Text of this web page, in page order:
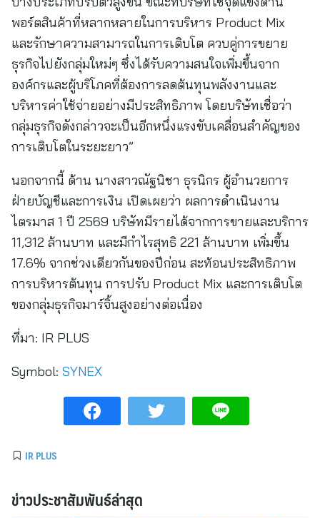
พอร์ตสินค้าที่หลากหลายในการบริหาร Product Mix
และรักษาความสามารถในการเติบโต ควบคู่การขยาย
ธุรกิจไปยังกลุ่มใหม่ๆ ซึ่งได้รับความสนใจเพิ่มขึ้นจาก
องค์กรและผู้บริโภคที่ต้องการลดต้นทุนพลังงานและ
บริหารค่าใช้จ่ายอย่างมีประสิทธิภาพ โดยบริษัทเชื่อว่า
กลุ่มธุรกิจดังกล่าวจะเป็นอีกหนึ่งแรงขับเคลื่อนสำคัญของ
การเติบโตในระยะยาว”
นอกจากนี้ ด้าน นางสาวณัฐนิชา ธุรนิกร ผู้อำนวยการ
ฝ่ายบัญชีและการเงิน เปิดเผยว่า ผลการดำเนินงาน
ไตรมาส 1 ปี 2569 บริษัทมีรายได้จากการขายและบริการ
11,312 ล้านบาท และมีกำไรสุทธิ 221 ล้านบาท เพิ่มขึ้น
17.6% จากช่วงเดียวกันของปีก่อน สะท้อนประสิทธิภาพ
การบริหารต้นทุน การปรับ Product Mix และการเติบโต
ของกลุ่มธุรกิจมาร์จิ้นสูงอย่างต่อเนื่อง
ที่มา: IR PLUS
Symbol: SYNEX
IR PLUS
ข่าวประชาสัมพันธ์ล่าสุด